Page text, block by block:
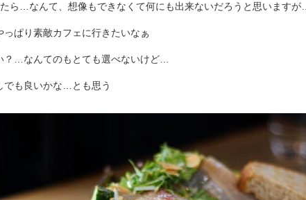
ら…なんて、想像もできなくて何にも出来ないだろうと思いますが…
っぱり素敵カフェに行きたいなぁ
？…なんてのもとても選べないけど…
でも良いかな…とも思う